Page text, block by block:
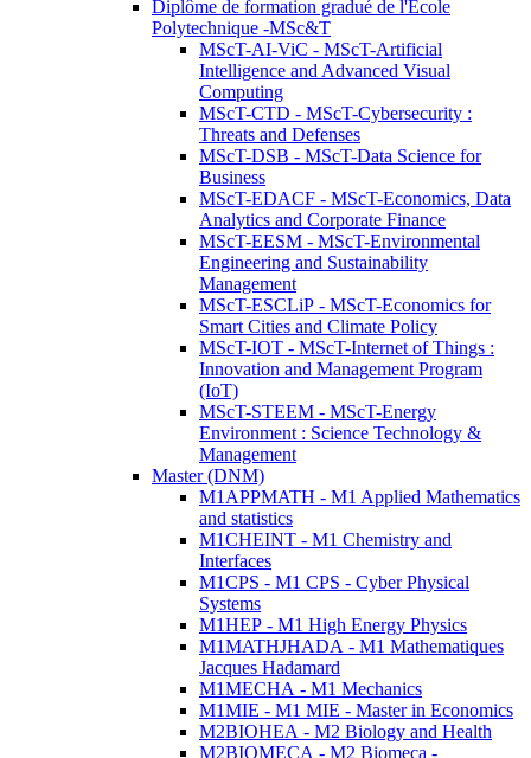
Diplôme de formation gradué de l'Ecole
Polytechnique -MSc&T
MScT-AI-ViC - MScT-Artificial
Intelligence and Advanced Visual
Computing
MScT-CTD - MScT-Cybersecurity :
Threats and Defenses
MScT-DSB - MScT-Data Science for
Business
MScT-EDACF - MScT-Economics, Data
Analytics and Corporate Finance
MScT-EESM - MScT-Environmental
Engineering and Sustainability
Management
MScT-ESCLiP - MScT-Economics for
Smart Cities and Climate Policy
MScT-IOT - MScT-Internet of Things :
Innovation and Management Program
(IoT)
MScT-STEEM - MScT-Energy
Environment : Science Technology &
Management
Master (DNM)
M1APPMATH - M1 Applied Mathematics
and statistics
M1CHEINT - M1 Chemistry and
Interfaces
M1CPS - M1 CPS - Cyber Physical
Systems
M1HEP - M1 High Energy Physics
M1MATHJHADA - M1 Mathematiques
Jacques Hadamard
M1MECHA - M1 Mechanics
M1MIE - M1 MIE - Master in Economics
M2BIOHEA - M2 Biology and Health
M2BIOMECA - M2 Biomeca -